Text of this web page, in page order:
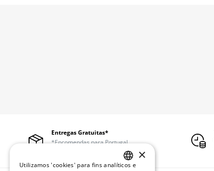
Entregas Gratuitas*
*Encomendas para Portugal
×
Utilizamos 'cookies' para fins analíticos e